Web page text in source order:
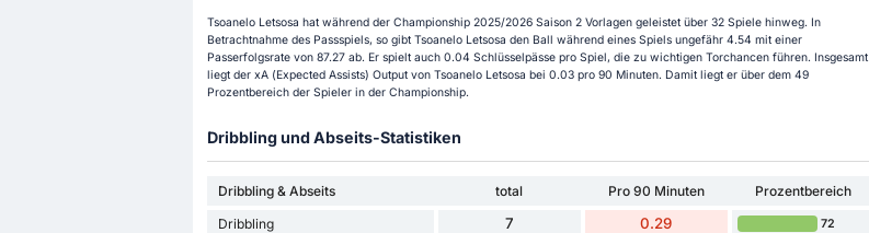
Tsoanelo Letsosa hat während der Championship 2025/2026 Saison 2 Vorlagen geleistet über 32 Spiele hinweg. In
Betrachtnahme des Passspiels, so gibt Tsoanelo Letsosa den Ball während eines Spiels ungefähr 4.54 mit einer
Passerfolgsrate von 87.27 ab. Er spielt auch 0.04 Schlüsselpässe pro Spiel, die zu wichtigen Torchancen führen. Insgesamt
liegt der xA (Expected Assists) Output von Tsoanelo Letsosa bei 0.03 pro 90 Minuten. Damit liegt er über dem 49
Prozentbereich der Spieler in der Championship.
Dribbling und Abseits-Statistiken
Dribbling & Abseits total Pro 90 Minuten
Prozentbereich
Dribbling
7 0.29 72